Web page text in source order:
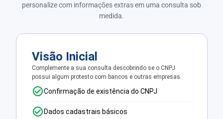
personalize com informações extras em uma consulta sob
medida.
Visão Inicial
Complemente a sua consulta descobrindo se o CNPJ
possui algum protesto com bancos e outras empresas.
Confirmação de existência do CNPJ
Dados cadastrais básicos